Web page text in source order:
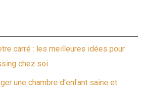
carré : les meilleures idées pour
chez soi
une chambre d’enfant saine et